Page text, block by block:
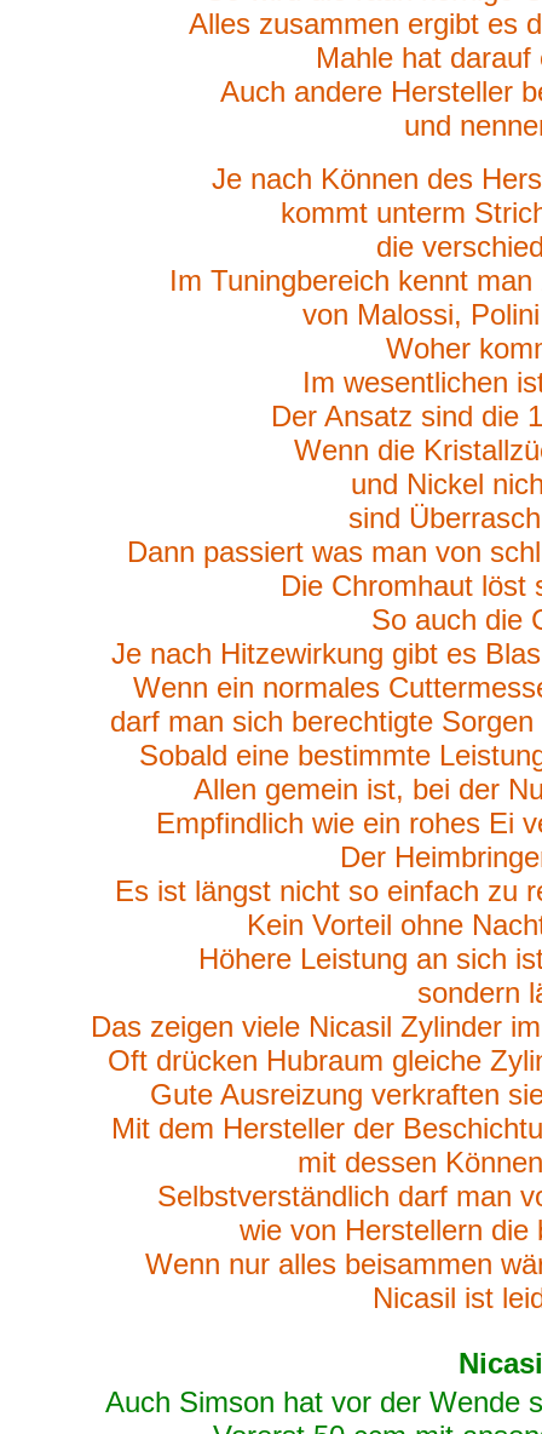
Alles zusammen ergibt es
Mahle hat
Auch andere Hersteller
und
Je nach Können des
kommt unterm
die
Im Tuningbereich kennt
von Malossi,
Woher
Im wesentlichen
Der Ansatz sind die
Wenn die
und Nickel
sind
Dann passiert was man von
Die Chromhaut löst
So auch die
Je nach Hitzewirkung gibt es
Wenn ein normales
darf man sich berechtigte
Sobald eine bestimmte
Allen gemein ist, bei der
Empfindlich wie ein rohes Ei
Der
Es ist längst nicht so einfach zu
Kein Vorteil ohne
Höhere Leistung an sich
sondern
Das zeigen viele Nicasil Zylinder
Oft drücken Hubraum gleiche
Gute Ausreizung verkraften
Mit dem Hersteller der
mit dessen
Selbstverständlich darf man
wie von Herstellern die
Wenn nur alles beisammen
Nicasil ist
Auch Simson hat vor der Wende